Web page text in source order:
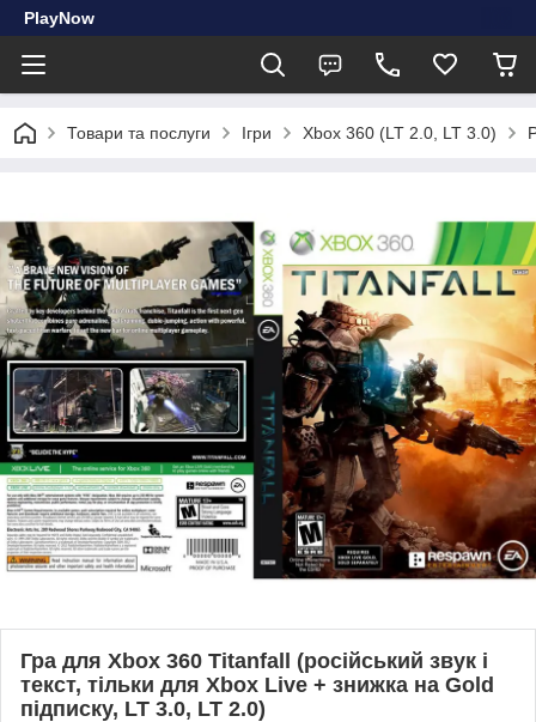
PlayNow
Товари та послуги Ігри Xbox 360 (LT 2.0, LT 3.0)
Гра для Xbox 360 Titanfall (російський звук і
текст, тільки для Xbox Live + знижка на Gold
підписку, LT 3.0, LT 2.0)